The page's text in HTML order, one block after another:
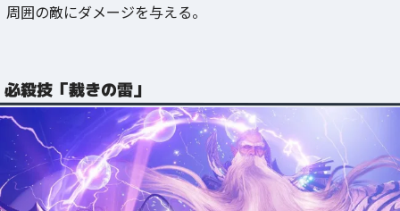
周囲の敵にダメージを与える。
必殺技「裁きの雷」